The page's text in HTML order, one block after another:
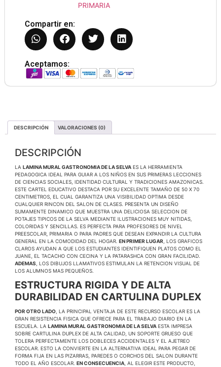
PRIMARIA
Compartir en:
Aceptamos:
DESCRIPCIÓN VALORACIONES (0)
DESCRIPCIÓN
LA LAMINA MURAL GASTRONOMIA DE LA SELVA ES LA HERRAMIENTA
PEDAGOGICA IDEAL PARA GUIAR A LOS NIÑOS EN SUS PRIMERAS LECCIONES
DE CIENCIAS SOCIALES, IDENTIDAD CULTURAL Y TRADICIONES AMAZONICAS.
ESTE CARTEL EDUCATIVO DESTACA POR SU EXCELENTE TAMAÑO DE 50 X 70
CENTIMETROS, EL CUAL GARANTIZA UNA VISIBILIDAD OPTIMA DESDE
CUALQUIER RINCON DEL SALON DE CLASES. PRESENTA UN DISEÑO
SUMAMENTE DINAMICO QUE MUESTRA UNA DELICIOSA SELECCION DE
POTAJES TIPICOS DE LA SELVA MEDIANTE ILUSTRACIONES MUY NITIDAS,
COLORIDAS Y SENCILLAS. ES PERFECTA PARA PROFESORES DE NIVEL
PREESCOLAR, PRIMARIA O PARA PADRES QUE DESEAN EXPANDIR LA CULTURA
GENERAL EN LA COMODIDAD DEL HOGAR. EN PRIMER LUGAR , LOS GRAFICOS
CLAROS AYUDAN A QUE LOS ESTUDIANTES IDENTIFIQUEN PLATOS COMO EL
JUANE, EL TACACHO CON CECINA Y LA PATARASHCA CON GRAN FACILIDAD.
ADEMAS , LOS DIBUJOS LLAMATIVOS ESTIMULAN LA RETENCION VISUAL DE
LOS ALUMNOS MAS PEQUEÑOS.
ESTRUCTURA RIGIDA Y DE ALTA
DURABILIDAD EN CARTULINA DUPLEX
POR OTRO LADO , LA PRINCIPAL VENTAJA DE ESTE RECURSO ESCOLAR ES LA
GRAN RESISTENCIA FISICA QUE OFRECE PARA EL TRABAJO DIARIO EN LA
ESCUELA. LA LAMINA MURAL GASTRONOMIA DE LA SELVA ESTA IMPRESA
SOBRE CARTULINA DUPLEX DE ALTA CALIDAD, UN SOPORTE GRUESO QUE
TOLERA PERFECTAMENTE LOS DOBLECES ACCIDENTALES Y EL AJETREO
ESCOLAR. ESTO LA CONVIERTE EN LA ALTERNATIVA IDEAL PARA PEGAR DE
FORMA FIJA EN LAS PIZARRAS, PAREDES O CORCHOS DEL SALON DURANTE
TODO EL AÑO ESCOLAR. EN CONSECUENCIA , AL ELEGIR ESTE PRODUCTO,